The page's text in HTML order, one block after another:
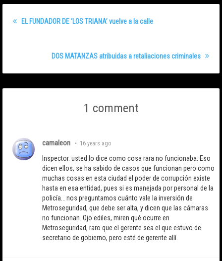
EL FUNDADOR DE ‘LOS TRIANA’ vuelve a la calle
DOS MATANZAS atribuidas a retaliaciones criminales
1 comment
camaleon • 16 years ago
Inspector. usted lo dice como cosa rara no funcionaba. Eso
dicen ellos, se ha sabido de casos que funcionan pero como
muchas cosas en esta ciudad el poder de corrupción existe
hasta en esa entidad, pues si es manejada por personal de la
policía… nos preguntamos cuánto vale la inversión de
Metroseguridad, que debe ser alta, y dicen que las cámaras
no funcionan. Ojo ediles, miren qué ocurre en
Metroseguridad, raro que el gerente sea el que estuvo de
secretario de gobierno, pero esté de gerente allí.